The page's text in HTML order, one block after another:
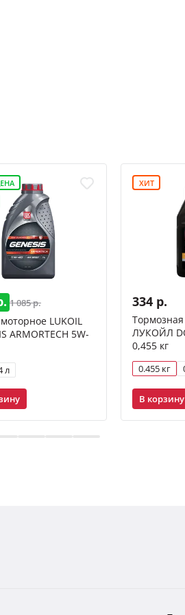
1 085 р.
LUKOIL
ARMORTECH 5W-
л
ХИТ
334 р.
ЛУКОЙЛ
0,455 кг
0.455 кг
В корзину